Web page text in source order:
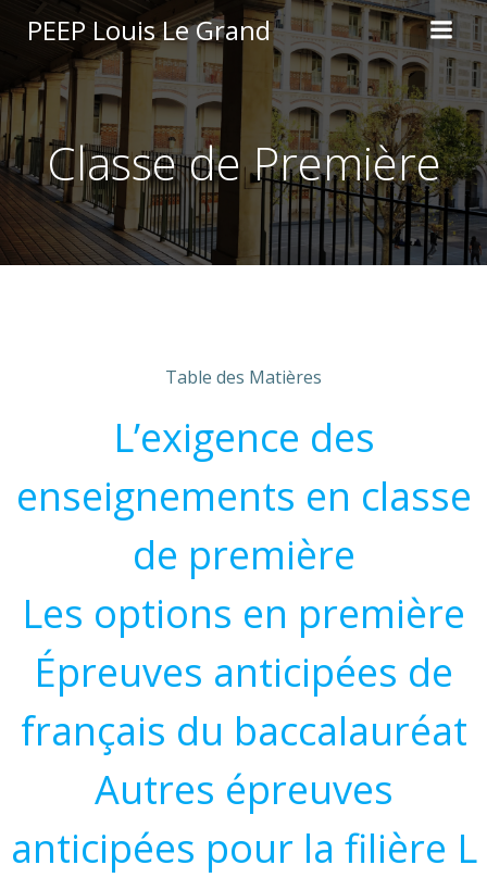
Aller
au
contenu
PEEP Louis Le Grand
Classe de Première
Table des Matières
L’exigence des
enseignements en classe
de première
Les options en première
Épreuves anticipées de
français du baccalauréat
Autres épreuves
anticipées pour la filière L